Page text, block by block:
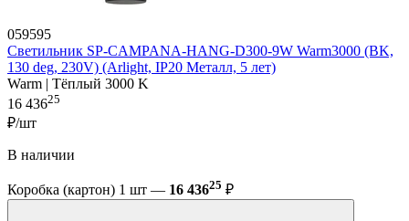
059595
Светильник SP-CAMPANA-HANG-D300-9W Warm3000 (BK,
130 deg, 230V) (Arlight, IP20 Металл, 5 лет)
Warm | Тёплый 3000 K
16 43625
₽/шт
В наличии
Коробка (картон) 1 шт — 16 43625 ₽